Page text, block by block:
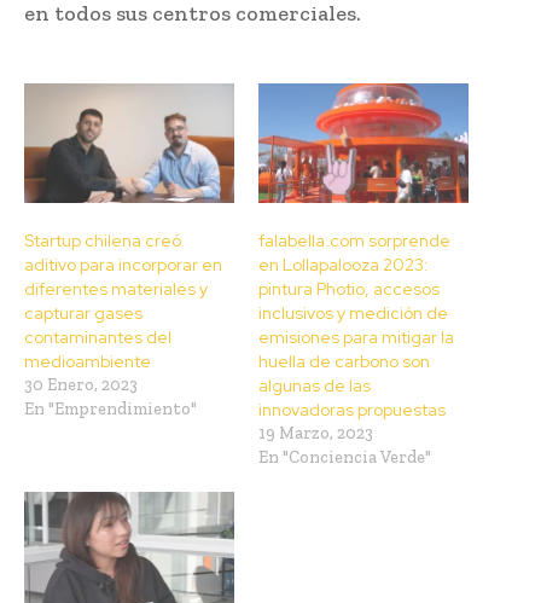
en todos sus centros comerciales.
Startup chilena creó
aditivo para incorporar en
diferentes materiales y
capturar gases
contaminantes del
medioambiente
30 Enero, 2023
En "Emprendimiento"
falabella.com sorprende
en Lollapalooza 2023:
pintura Photio, accesos
inclusivos y medición de
emisiones para mitigar la
huella de carbono son
algunas de las
innovadoras propuestas
19 Marzo, 2023
En "Conciencia Verde"